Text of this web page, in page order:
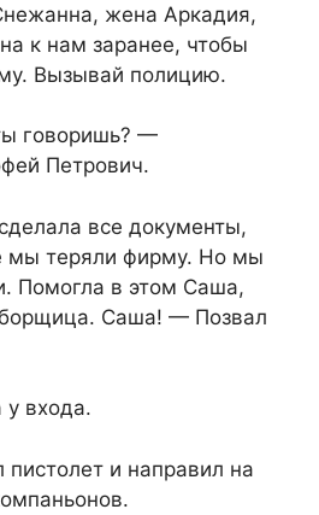
жена Аркадия,
к нам заранее, чтобы
Вызывай полицию.
говоришь? —
Петрович.
все документы,
мы теряли фирму. Но мы
Помогла в этом Саша,
Саша! — Позвал
у входа.
и направил на